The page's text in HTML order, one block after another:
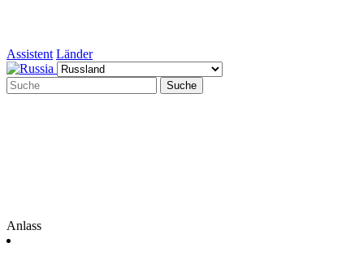
Assistent Länder
Suche
Anlass